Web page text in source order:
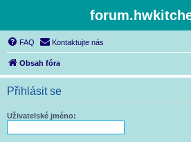
FAQ Kontaktujte nás
Obsah fóra
Přihlásit se
Uživatelské jméno: